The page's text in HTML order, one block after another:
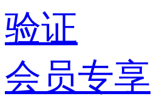
验证
会员专享